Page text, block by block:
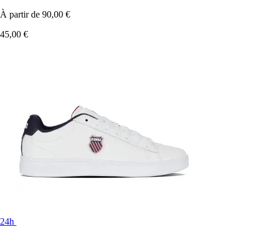
À partir de 90,00 €
45,00 €
24h